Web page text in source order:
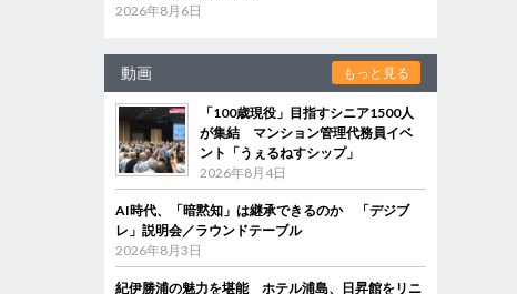
2026年8月6日
動画 もっと見る
「100歳現役」目指すシニア1500人
が集結 マンション管理代務員イベ
ント「うぇるねすシップ」
2026年8月4日
AI時代、「暗黙知」は継承できるのか 「デジブ
レ」説明会／ラウンドテーブル
2026年8月3日
紀伊勝浦の魅力を堪能 ホテル浦島、日昇館をリニ